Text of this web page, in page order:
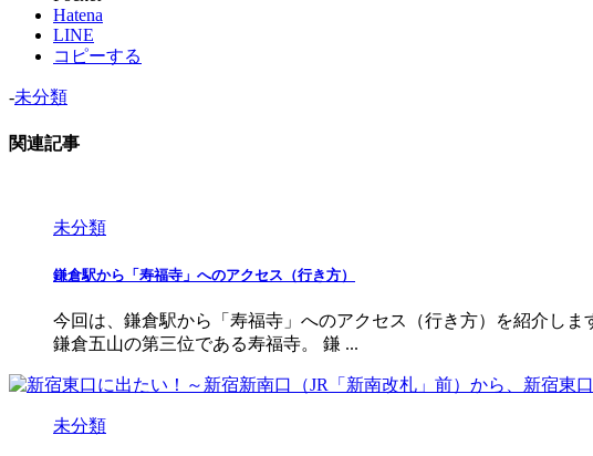
Hatena
LINE
コピーする
-未分類
関連記事
未分類
鎌倉駅から「寿福寺」へのアクセス（行き方）
今回は、鎌倉駅から「寿福寺」へのアクセス（行き方）を紹介し
鎌倉五山の第三位である寿福寺。 鎌 ...
未分類